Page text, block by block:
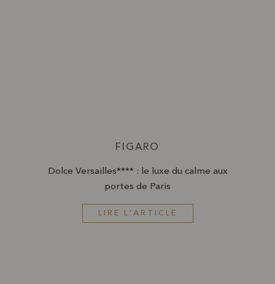
FIGARO
Dolce Versailles**** : le luxe du calme aux
portes de Paris
LIRE L'ARTICLE